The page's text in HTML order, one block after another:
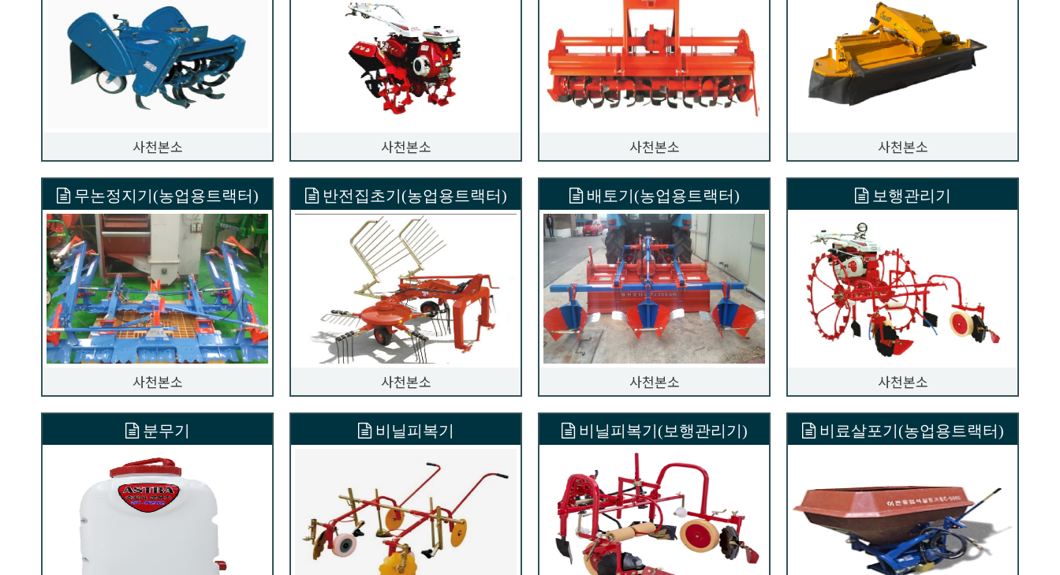
사천본소 사천본소 사천본소 사천본소
무논정지기(농업용트랙터)
사천본소
반전집초기(농업용트랙터)
사천본소
배토기(농업용트랙터)
사천본소
보행관리기
사천본소
분무기 비닐피복기 비닐피복기(보행관리기) 비료살포기(농업용트랙터)